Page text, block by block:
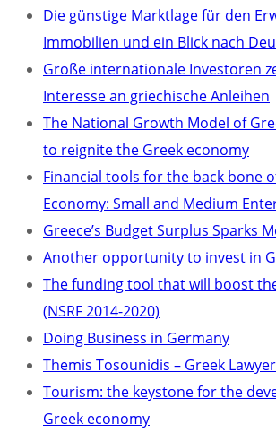
Die günstige Marktlage für den
Immobilien und ein Blick nach
Große internationale Investoren
Interesse an griechische Anleihen
The National Growth Model of
to reignite the Greek economy
Financial tools for the back bone
Economy: Small and Medium
Greece’s Budget Surplus Sparks
Another opportunity to invest in
The funding tool that will boost
(NSRF 2014-2020)
Doing Business in Germany
Themis Tosounidis – Greek
Tourism: the keystone for the
Greek economy